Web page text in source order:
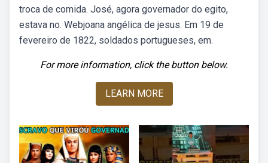
troca de comida. José, agora governador do egito,
estava no. Webjoana angélica de jesus. Em 19 de
fevereiro de 1822, soldados portugueses, em.
For more information, click the button below.
LEARN MORE